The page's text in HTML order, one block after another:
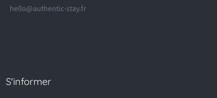
hello@authentic-stay.fr
S'informer